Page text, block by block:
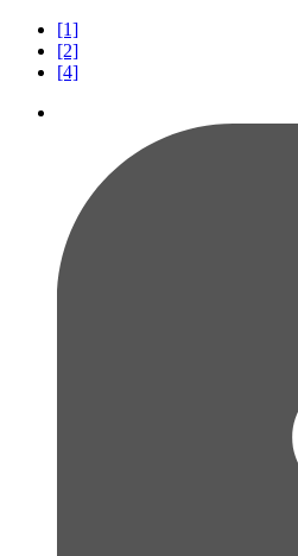
[1]
[2]
[4]